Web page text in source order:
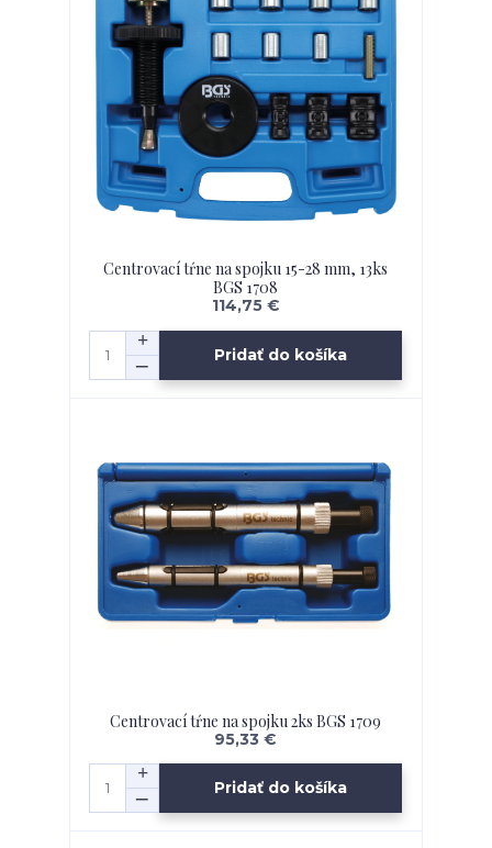
Centrovací tŕne na spojku 15-28 mm, 13ks
BGS 1708
114,75 €
Pridať do košíka
Centrovací tŕne na spojku 2ks BGS 1709
95,33 €
Pridať do košíka